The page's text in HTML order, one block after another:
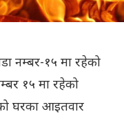
नम्बर-१५ मा रहेको
१५ मा रहेको
घरका आइतवार